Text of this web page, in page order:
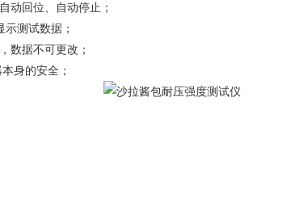
动回位、自动停止；
测试数据；
数据不可更改；
身的安全；